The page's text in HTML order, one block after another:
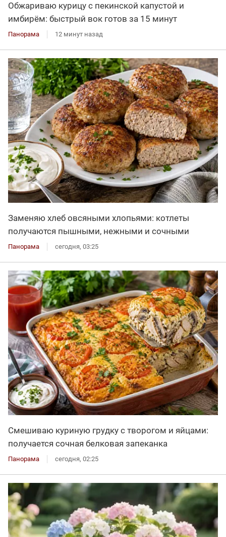
Обжариваю курицу с пекинской капустой и
имбирём: быстрый вок готов за 15 минут
Панорама 12 минут назад
Заменяю хлеб овсяными хлопьями: котлеты
получаются пышными, нежными и сочными
Панорама сегодня, 03:25
Смешиваю куриную грудку с творогом и яйцами:
получается сочная белковая запеканка
Панорама сегодня, 02:25